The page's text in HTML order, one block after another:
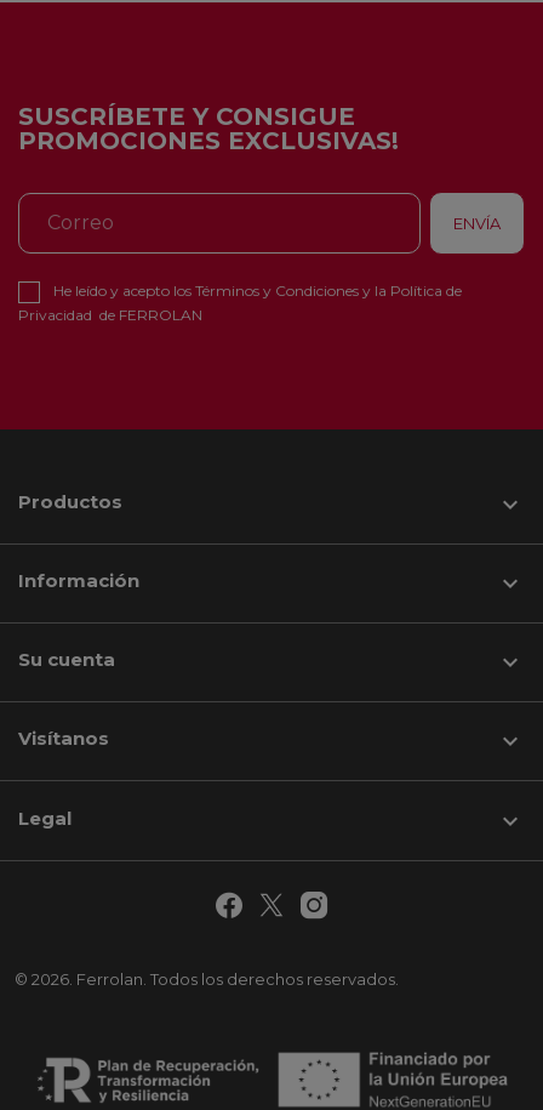
SUSCRÍBETE Y CONSIGUE
PROMOCIONES EXCLUSIVAS!
He leído y acepto los Términos y Condiciones y la Política de
Privacidad de FERROLAN
Productos 
Información 
Su cuenta 
Visítanos keyboard_arrow_down
© 2026. Ferrolan. Todos los derechos reservados.
Legal 